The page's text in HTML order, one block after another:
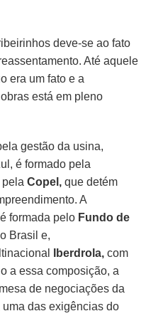
deve-se ao fato
Até aquele
era um fato e a
está em pleno
gestão da usina,
é formado pela
pelaCopel, que detém
A
formada pelo Fundo de
Brasil e,
Iberdrola, com
a essa composição, a
de negociações da
das exigências do